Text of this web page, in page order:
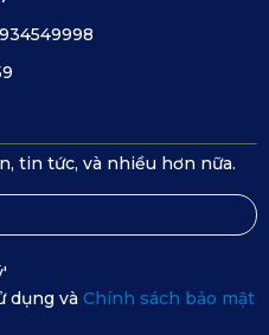
bạn? Những điều bạn nên
quả:
Việt Nam chuyên sản xuất
hiện đại và dây chuyền đạt
được thiết kế riêng biệt cho
Challenger. Nhờ quy trình
tin tức, và nhiều hơn nữa.
dụng và Chính sách bảo mật